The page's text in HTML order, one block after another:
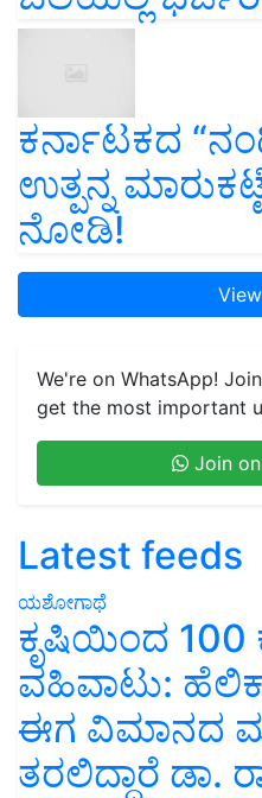
ಕರ್ನಾಟಕದ
ಉತ್ಪನ್ನ
ನೋಡಿ!
We're on WhatsApp!
get the most important
Join
Latest feeds
ಯಶೋಗಾಥೆ
ಕೃಷಿಯಿಂದ
ವಹಿವಾಟು:
ಈಗ ವಿಮಾನದ
ತರಲಿದ್ದಾರೆ ಡಾ.